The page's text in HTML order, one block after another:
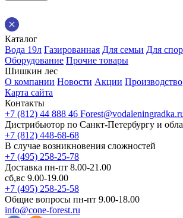
Каталог
Вода 19л Газированная Для семьи Для
Оборудование Прочие товары
Шишкин лес
О компании Новости Акции Производство
Карта сайта
Контакты
+7 (812) 44 888 46
Дистрибьютор по Санкт-Петербургу и
+7 (812) 448-68-68
В случае возникновения сложностей
+7 (495) 258-25-78
Доставка пн-пт 8.00-21.00
сб,вс 9.00-19.00
+7 (495) 258-25-58
Общие вопросы пн-пт 9.00-18.00
info@cone-forest.ru